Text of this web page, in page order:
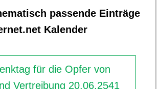
passende Einträge
Kalender
für die Opfer von
Vertreibung 20.06.2541